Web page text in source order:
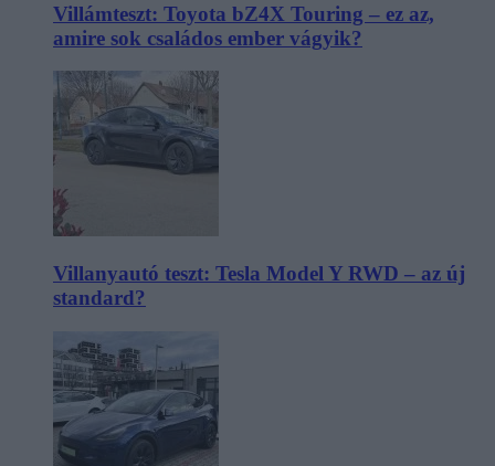
Villámteszt: Toyota bZ4X Touring – ez az,
amire sok családos ember vágyik?
Villanyautó teszt: Tesla Model Y RWD – az új
standard?